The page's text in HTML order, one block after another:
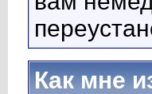
Как мне